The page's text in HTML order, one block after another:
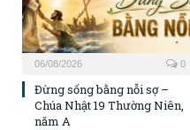
06/08/2026 0
Đừng sống bằng nỗi sợ –
Chúa Nhật 19 Thường Niên,
năm A